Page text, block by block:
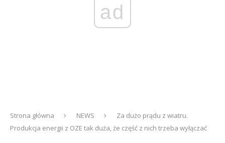
ad
Strona główna NEWS
Za dużo prądu z wiatru.
Produkcja energii z OZE tak duża, że część z nich trzeba wyłączać